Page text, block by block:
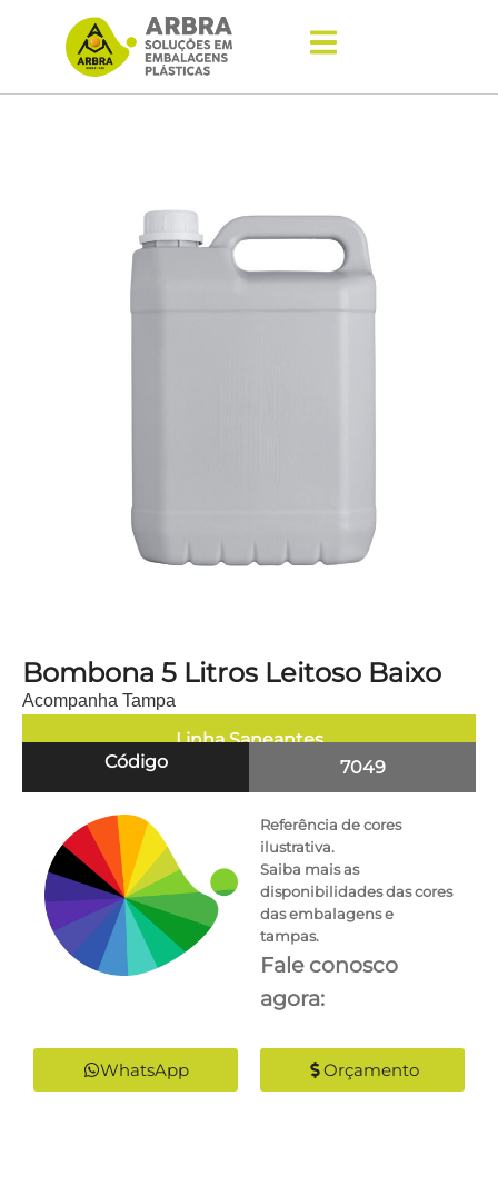
Bombona 5 Litros Leitoso Baixo
Acompanha Tampa
Linha Saneantes
Código
7049
Referência de cores
ilustrativa.
Saiba mais as
disponibilidades das cores
das embalagens e
tampas.
Fale conosco
agora:
WhatsApp Orçamento